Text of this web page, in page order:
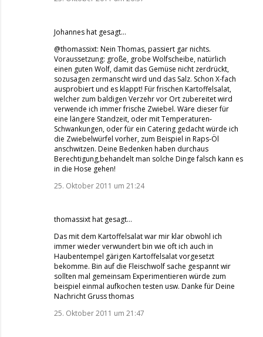
Johanneshat gesagt…
@thomassixt: Nein Thomas, passiert gar nichts.
Voraussetzung: große, grobe Wolfscheibe, natürlich
einen guten Wolf, damit das Gemüse nicht zerdrückt,
sozusagen zermanscht wird und das Salz. Schon X-fach
ausprobiert und es klappt! Für frischen Kartoffelsalat,
welcher zum baldigen Verzehr vor Ort zubereitet wird
verwende ich immer frische Zwiebel. Wäre dieser für
eine längere Standzeit, oder mit Temperaturen-
Schwankungen, oder für ein Catering gedacht würde ich
die Zwiebelwürfel vorher, zum Beispiel in Raps-Öl
anschwitzen. Deine Bedenken haben durchaus
Berechtigung,behandelt man solche Dinge falsch kann es
in die Hose gehen!
25. Oktober 2011 um 21:24
thomassixthat gesagt…
Das mit dem Kartoffelsalat war mir klar obwohl ich
immer wieder verwundert bin wie oft ich auch in
Haubentempel gärigen Kartoffelsalat vorgesetzt
bekomme. Bin auf die Fleischwolf sache gespannt wir
sollten mal gemeinsam Experimentieren würde zum
beispiel einmal aufkochen testen usw. Danke für Deine
Nachricht Gruss thomas
25. Oktober 2011 um 21:47